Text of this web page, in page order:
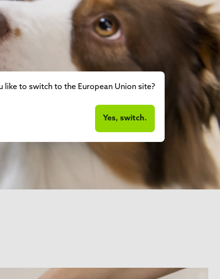
to switch to the European Union site?
Yes, switch.